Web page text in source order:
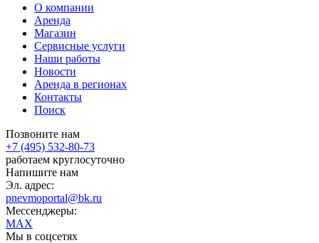
О компании
Аренда
Магазин
Сервисные услуги
Наши работы
Новости
Аренда в регионах
Контакты
Поиск
Позвоните нам
+7 (495) 532-80-73
работаем круглосуточно
Напишите нам
Эл. адрес:
pnevmoportal@bk.ru
Мессенджеры:
MAX
Мы в соцсетях